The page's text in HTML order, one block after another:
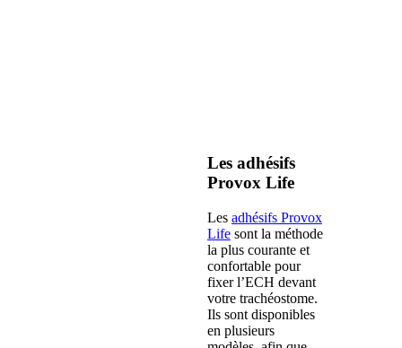
Les adhésifs
Provox Life
Les adhésifs Provox
Lifesont la méthode
la plus courante et
confortable pour
fixer l’ECH devant
votre trachéostome.
Ils sont disponibles
en plusieurs